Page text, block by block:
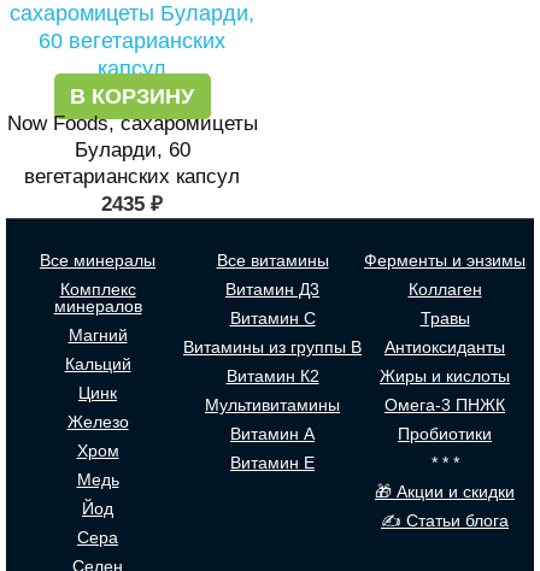
В КОРЗИНУ
Now Foods, сахаромицеты
Буларди, 60
вегетарианских капсул
2435 ₽
Все минералы
Комплекс
минералов
Магний
Кальций
Цинк
Железо
Хром
Медь
Йод
Сера
Селен
Все витамины
Витамин Д3
Витамин С
Витамины из группы В
Витамин К2
Мультивитамины
Витамин А
Витамин Е
Ферменты и энзимы
Коллаген
Травы
Антиоксиданты
Жиры и кислоты
Омега-3 ПНЖК
Пробиотики
* * *
🎁 Акции и скидки
✍ Статьи блога